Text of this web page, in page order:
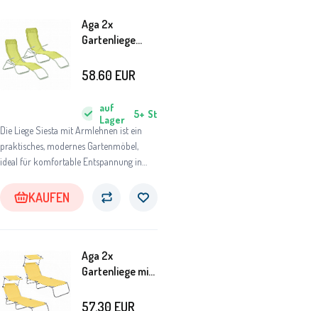
Aga 2x
Gartenliege
MC372171LG
Die Liege Siesta mit Armlehnen ist ein
praktisches, modernes Gartenmöbel,
ideal für komfortable Entspannung in
auf
Lager
5+ St
58.60 EUR
KAUFEN
Aga 2x
Gartenliege mit
und
57.30 EUR